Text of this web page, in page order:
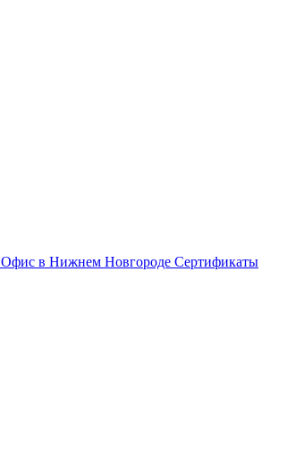
Офис в Нижнем Новгороде Сертификаты